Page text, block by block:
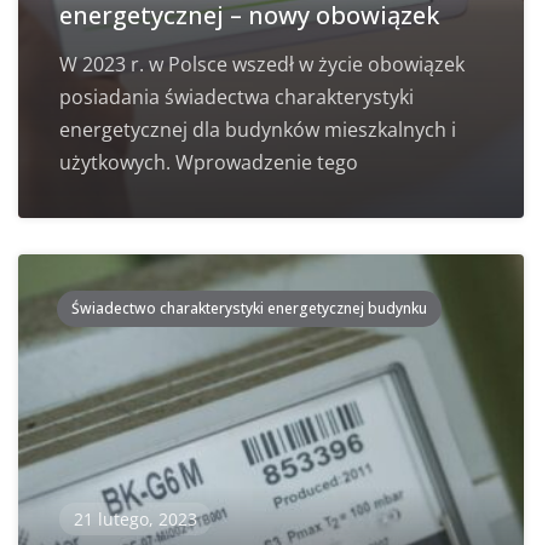
energetycznej – nowy obowiązek
W 2023 r. w Polsce wszedł w życie obowiązek
posiadania świadectwa charakterystyki
energetycznej dla budynków mieszkalnych i
użytkowych. Wprowadzenie tego
Świadectwo charakterystyki energetycznej budynku
21 lutego, 2023